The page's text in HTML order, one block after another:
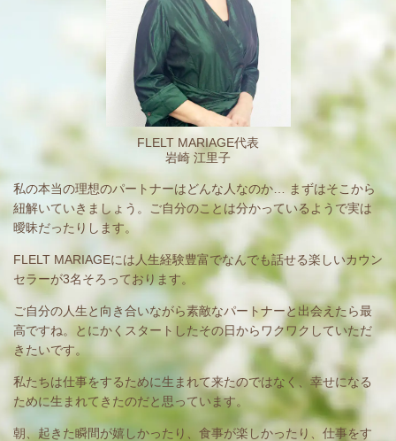
FLELT MARIAGE代表
岩崎 江里子
私の本当の理想のパートナーはどんな人なのか… まずはそこから
紐解いていきましょう。ご自分のことは分かっているようで実は
曖昧だったりします。
FLELT MARIAGEには人生経験豊富でなんでも話せる楽しいカウン
セラーが3名そろっております。
ご自分の人生と向き合いながら素敵なパートナーと出会えたら最
高ですね。とにかくスタートしたその日からワクワクしていただ
きたいです。
私たちは仕事をするために生まれて来たのではなく、幸せになる
ために生まれてきたのだと思っています。
朝、起きた瞬間が嬉しかったり、食事が楽しかったり、仕事をす